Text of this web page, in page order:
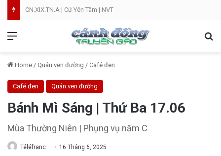
CN.XIX.TN.A | Cứ Yên Tâm | NVT
Home / Quán ven đường / Café đen
Café đen Quán ven đường
Bánh Mì Sáng | Thứ Ba 17.06
Mùa Thường Niên | Phụng vụ năm C
Téléfranc 16 Tháng 6, 2025